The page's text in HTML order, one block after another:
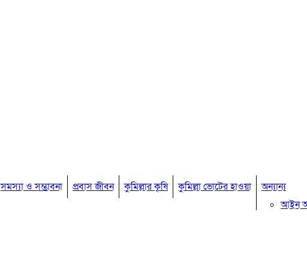
সমস্যা ও সম্ভাবনা প্রবাস জীবন কুমিল্লার কৃষি কুমিল্লা ভোটের হাওয়া
অন্যান্য
আইন